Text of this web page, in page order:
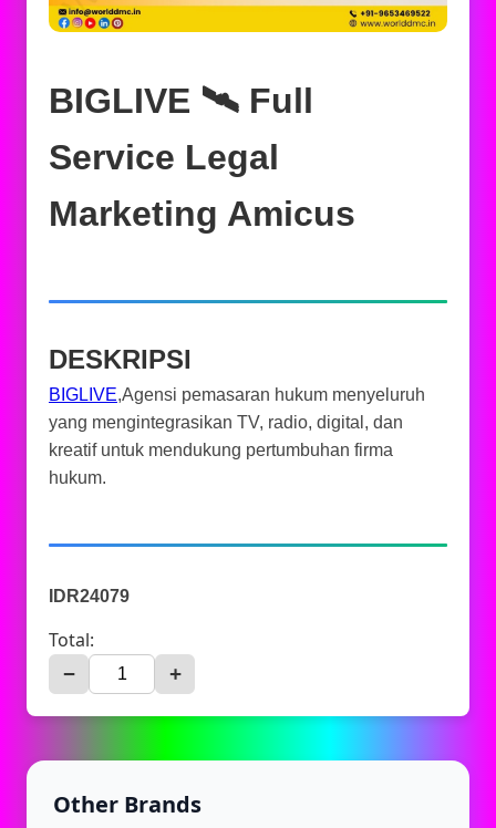
BIGLIVE 🛰️‍ Full
Service Legal
Marketing Amicus
DESKRIPSI
BIGLIVE,Agensi pemasaran hukum menyeluruh
yang mengintegrasikan TV, radio, digital, dan
kreatif untuk mendukung pertumbuhan firma
hukum.
IDR24079
Total:
− +
Other Brands